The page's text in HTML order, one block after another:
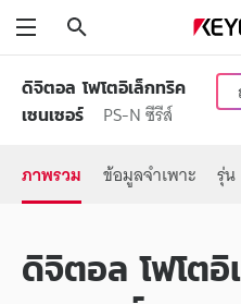
ดิจิตอล โฟโตอิเล็กทริค
เซนเซอร์
PS-N ซีรีส์
ภาพรวม ข้อมูลจำเพาะ รุ่น
ดิจิตอล โฟโตอิ